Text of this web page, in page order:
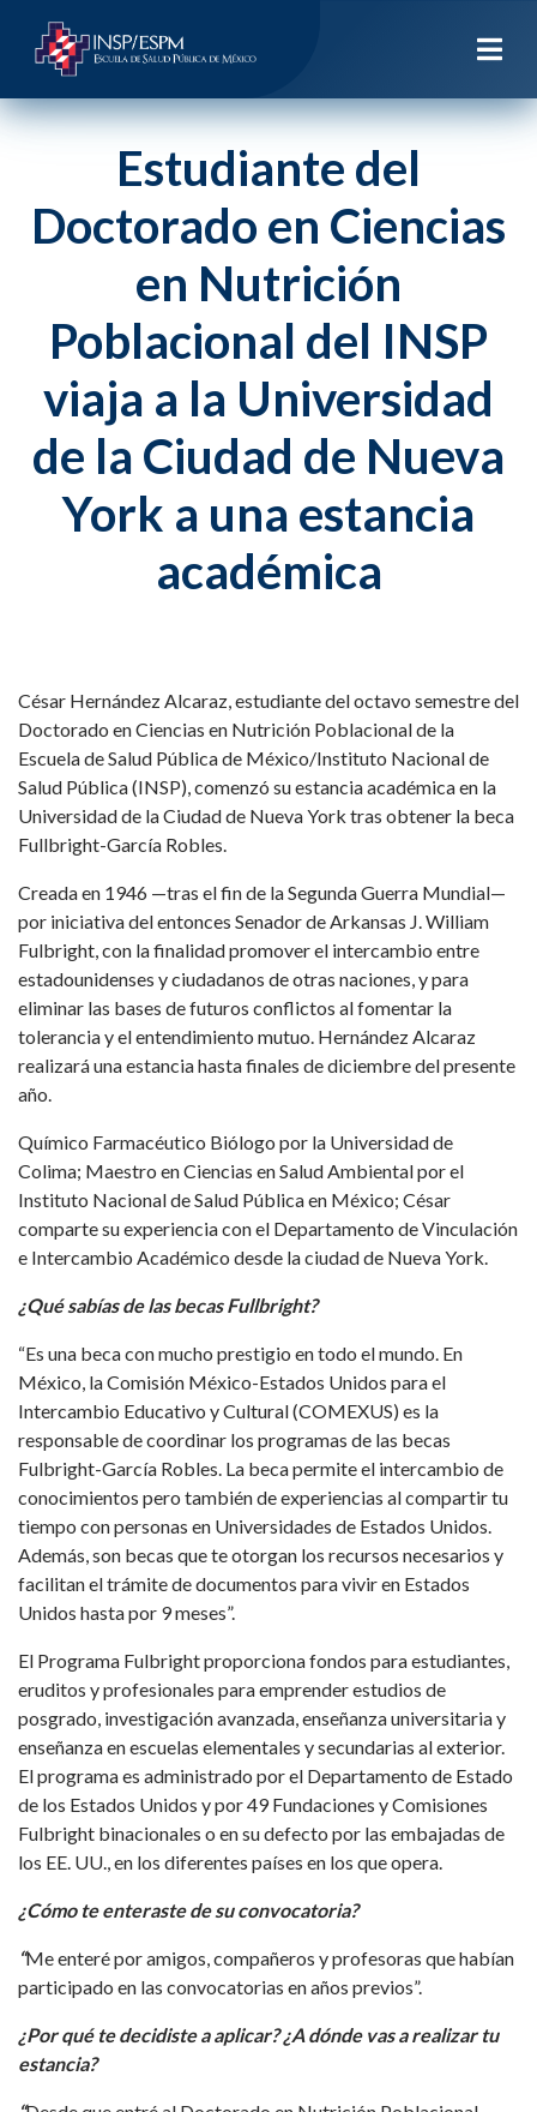
Estudiante del
Doctorado en Ciencias
en Nutrición
Poblacional del INSP
viaja a la Universidad
de la Ciudad de Nueva
York a una estancia
académica
César Hernández Alcaraz, estudiante del octavo semestre del
Doctorado en Ciencias en Nutrición Poblacional de la
Escuela de Salud Pública de México/Instituto Nacional de
Salud Pública (INSP), comenzó su estancia académica en la
Universidad de la Ciudad de Nueva York tras obtener la beca
Fullbright-García Robles.
Creada en 1946 —tras el fin de la Segunda Guerra Mundial—
por iniciativa del entonces Senador de Arkansas J. William
Fulbright, con la finalidad promover el intercambio entre
estadounidenses y ciudadanos de otras naciones, y para
eliminar las bases de futuros conflictos al fomentar la
tolerancia y el entendimiento mutuo. Hernández Alcaraz
realizará una estancia hasta finales de diciembre del presente
año.
Químico Farmacéutico Biólogo por la Universidad de
Colima; Maestro en Ciencias en Salud Ambiental por el
Instituto Nacional de Salud Pública en México; César
comparte su experiencia con el Departamento de Vinculación
e Intercambio Académico desde la ciudad de Nueva York.
¿Qué sabías de las becas Fullbright?
“Es una beca con mucho prestigio en todo el mundo. En
México, la Comisión México-Estados Unidos para el
Intercambio Educativo y Cultural (COMEXUS) es la
responsable de coordinar los programas de las becas
Fulbright-García Robles. La beca permite el intercambio de
conocimientos pero también de experiencias al compartir tu
tiempo con personas en Universidades de Estados Unidos.
Además, son becas que te otorgan los recursos necesarios y
facilitan el trámite de documentos para vivir en Estados
Unidos hasta por 9 meses”.
El Programa Fulbright proporciona fondos para estudiantes,
eruditos y profesionales para emprender estudios de
posgrado, investigación avanzada, enseñanza universitaria y
enseñanza en escuelas elementales y secundarias al exterior.
El programa es administrado por el Departamento de Estado
de los Estados Unidos y por 49 Fundaciones y Comisiones
Fulbright binacionales o en su defecto por las embajadas de
los EE. UU., en los diferentes países en los que opera.
¿Cómo te enteraste de su convocatoria?
“Me enteré por amigos, compañeros y profesoras que habían
participado en las convocatorias en años previos”.
¿Por qué te decidiste a aplicar? ¿A dónde vas a realizar tu
estancia?